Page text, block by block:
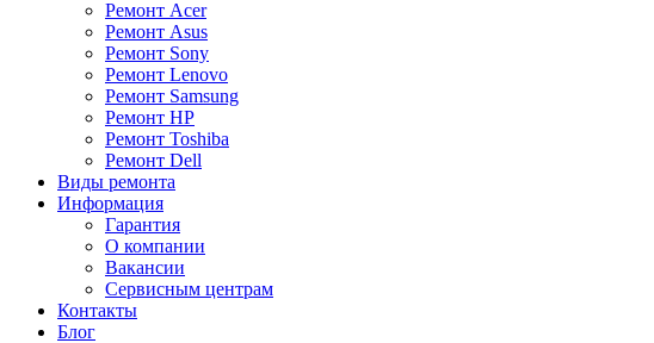
Ремонт Acer
Ремонт Asus
Ремонт Sony
Ремонт Lenovo
Ремонт Samsung
Ремонт HP
Ремонт Toshiba
Ремонт Dell
Виды ремонта
Информация
Гарантия
О компании
Вакансии
Сервисным центрам
Контакты
Блог